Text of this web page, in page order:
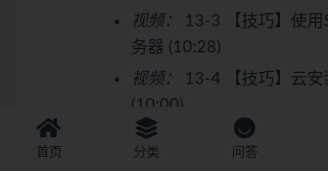
视频：
13-3 【技巧】使用
务器 (10:28)
视频：
13-4 【技巧】云安
(10:00)
视频：
13-5 【技巧】
数据库与数据迁移 (09:18)
首页 分类 问答